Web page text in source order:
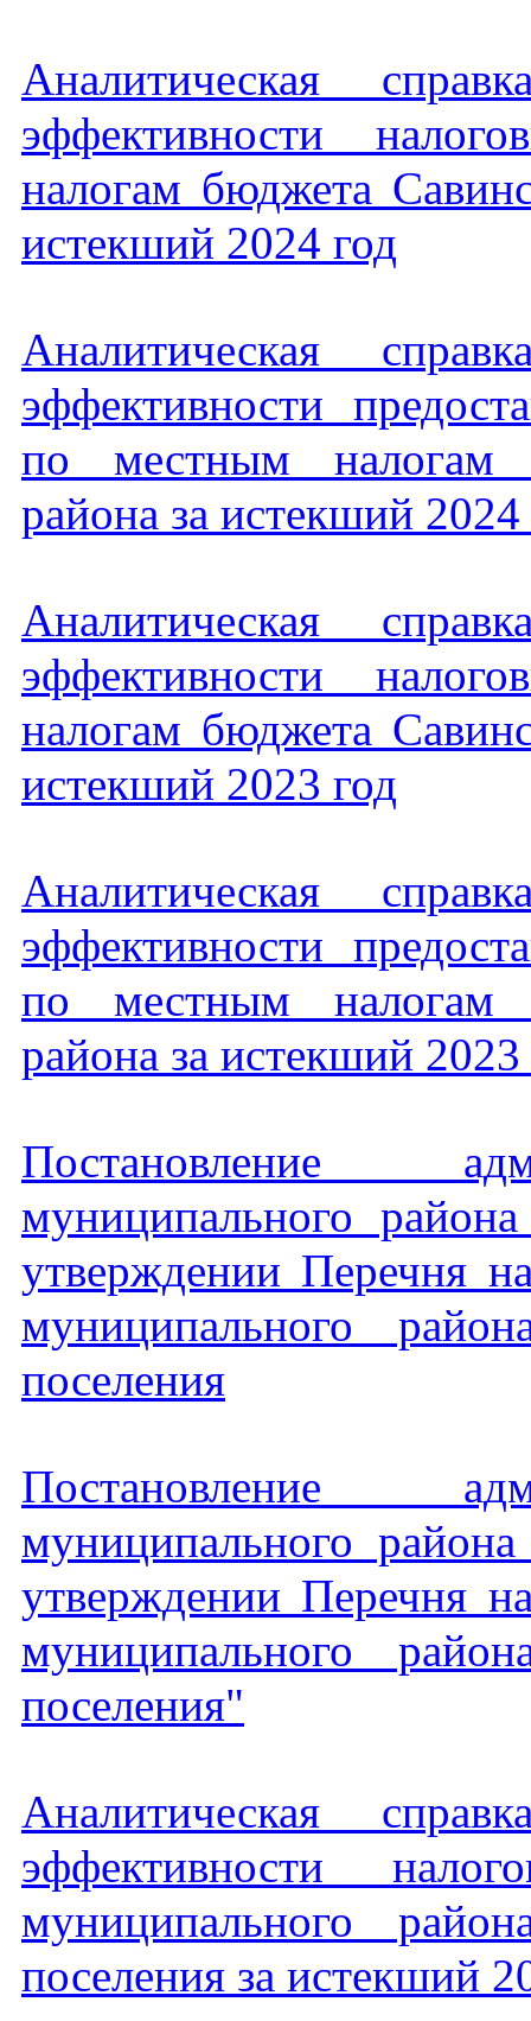
Аналитическая
эффективности
налогам бюджета
истекший 2024 год
Аналитическая
эффективности
по местным налогам
района за истекший 2024
Аналитическая
эффективности
налогам бюджета
истекший 2023 год
Аналитическая
эффективности
по местным налогам
района за истекший 2023
Постановление
муниципального
утверждении Перечня
муниципального
поселения
Постановление
муниципального
утверждении Перечня
муниципального
поселения"
Аналитическая
эффективности
муниципального
поселения за истекший